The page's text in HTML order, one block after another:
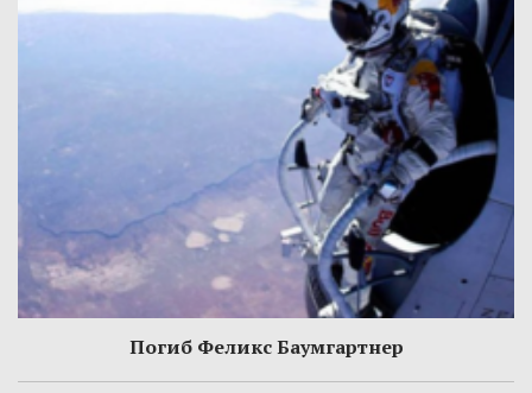
Погиб Феликс Баумгартнер